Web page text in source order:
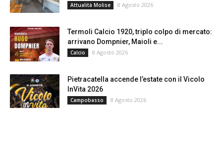
Attualità Molise 8 Agosto 2026
Termoli Calcio 1920, triplo colpo di mercato:
arrivano Dompnier, Maioli e...
Calcio 8 Agosto 2026
Pietracatella accende l’estate con il Vicolo
InVita 2026
Campobasso 8 Agosto 2026